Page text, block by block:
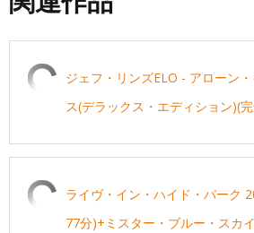
ジェフ・リンズELO - アローン
ス(デラックス・エディション)(
ライヴ・イン・ハイド・パーク
77分)+ミスター・ブルー・スカ